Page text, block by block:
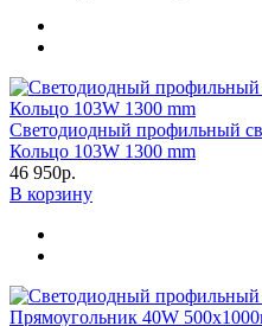
Светодиодный профильный
Кольцо 103W 1300 mm
46 950р.
В корзину